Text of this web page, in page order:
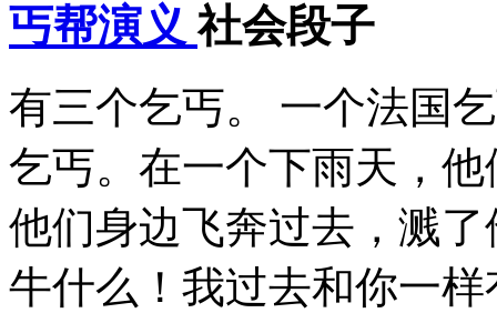
丐帮演义社会段子
有三个乞丐。 一个法国
乞丐。在一个下雨天，
他们身边飞奔过去，溅
牛什么！我过去和你一